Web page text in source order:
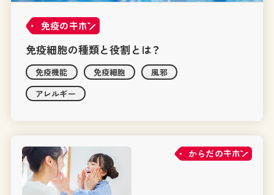
免疫の
免疫細胞の種類と役割とは？
免疫機能 免疫細胞
風邪
アレルギー
からだの